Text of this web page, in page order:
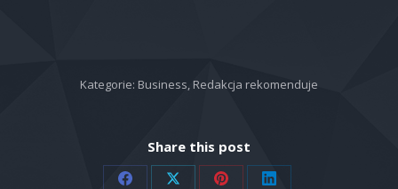
Kategorie: Business,Redakcja rekomenduje
Share this post